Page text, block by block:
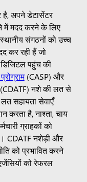
अपने डेटासेंटर
में मदद करने के लिए
स्थानीय संगठनों को उच्च
कर रही हैं जो
पहुंच की
(CASP) और
नशे की लत से
सहायता सेवाएँ
करता है, नाश्ता, चाय
ग्राहकों को
CDATF नशेड़ी और
को प्रभावित करने
को रेफरल